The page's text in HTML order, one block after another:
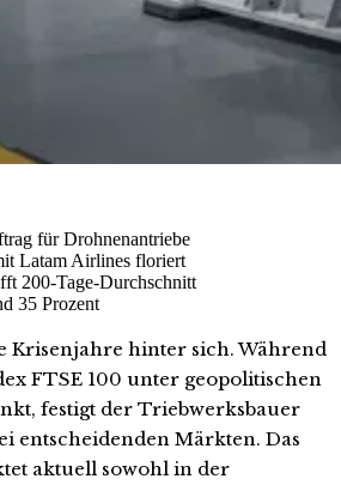
für Drohnenantriebe
Latam Airlines floriert
200-Tage-Durchschnitt
35 Prozent
Krisenjahre hinter sich. Während
FTSE 100 unter geopolitischen
festigt der Triebwerksbauer
entscheidenden Märkten. Das
aktuell sowohl in der